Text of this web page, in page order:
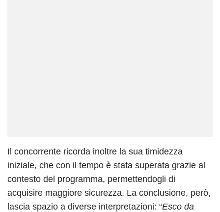
Il concorrente ricorda inoltre la sua timidezza
iniziale, che con il tempo è stata superata grazie al
contesto del programma, permettendogli di
acquisire maggiore sicurezza. La conclusione, però,
lascia spazio a diverse interpretazioni: “Esco da